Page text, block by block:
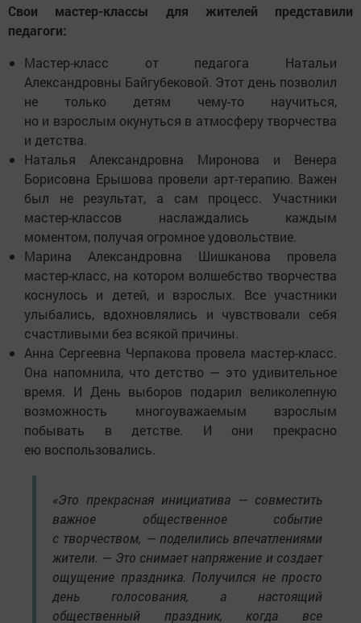
Свои мастер-классы для жителей представили
педагоги:
Мастер-класс от педагога Натальи
Александровны Байгубековой. Этот день позволил
не только детям чему-то научиться,
но и взрослым окунуться в атмосферу творчества
и детства.
Наталья Александровна Миронова и Венера
Борисовна Ерышова провели арт-терапию. Важен
был не результат, а сам процесс. Участники
мастер-классов наслаждались каждым
моментом, получая огромное удовольствие.
Марина Александровна Шишканова провела
мастер-класс, на котором волшебство творчества
коснулось и детей, и взрослых. Все участники
улыбались, вдохновлялись и чувствовали себя
счастливыми без всякой причины.
Анна Сергеевна Черпакова провела мастер-класс.
Она напомнила, что детство — это удивительное
время. И День выборов подарил великолепную
возможность многоуважаемым взрослым
побывать в детстве. И они прекрасно
ею воспользовались.
«Это прекрасная инициатива — совместить
важное общественное событие
с творчеством, — поделились впечатлениями
жители. — Это снимает напряжение и создает
ощущение праздника. Получился не просто
день голосования, а настоящий
общественный праздник, когда все